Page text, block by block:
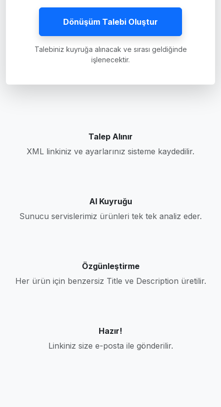
Talebiniz kuyruğa alınacak ve sırası geldiğinde
işlenecektir.
Talep Alınır
XML linkiniz ve ayarlarınız sisteme kaydedilir.
AI Kuyruğu
Sunucu servislerimiz ürünleri tek tek analiz eder.
Özgünleştirme
Her ürün için benzersiz Title ve Description üretilir.
Hazır!
Linkiniz size e-posta ile gönderilir.